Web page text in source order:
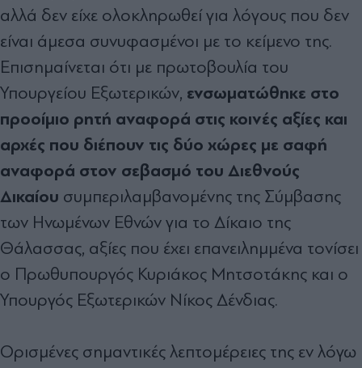
αλλά δεν είχε ολοκληρωθεί για λόγους που δεν
είναι άμεσα συνυφασμένοι με το κείμενο της.
Επισημαίνεται ότι με πρωτοβουλία του
Υπουργείου Εξωτερικών, ενσωματώθηκε στο
προοίμιο ρητή αναφορά στις κοινές αξίες και
αρχές που διέπουν τις δύο χώρες με σαφή
αναφορά στον σεβασμό του Διεθνούς
Δικαίου συμπεριλαμβανομένης της Σύμβασης
των Ηνωμένων Εθνών για το Δίκαιο της
Θάλασσας, αξίες που έχει επανειλημμένα τονίσει
ο Πρωθυπουργός Κυριάκος Μητσοτάκης και ο
Υπουργός Εξωτερικών Νίκος Δένδιας.
Ορισμένες σημαντικές λεπτομέρειες της εν λόγω